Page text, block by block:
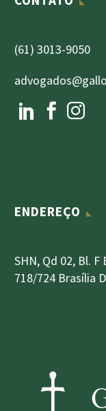
(61) 3013-9050
ENDEREÇO
SHN, Qd 02, Bl.
718/724 Brasília